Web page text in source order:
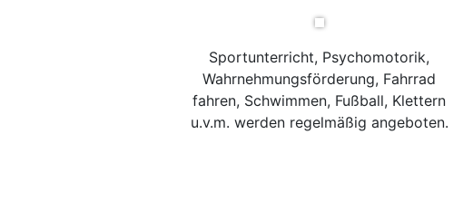
Sportunterricht, Psychomotorik,
Wahrnehmungsförderung, Fahrrad
fahren, Schwimmen, Fußball, Klettern
u.v.m. werden regelmäßig angeboten.